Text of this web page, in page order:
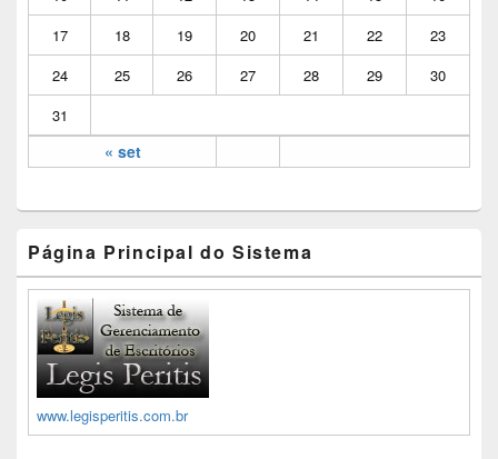
« set
17
18 19 20 21 22
23
24
25 26 27 28 29
30
31
Página Principal do Sistema
www.legisperitis.com.br